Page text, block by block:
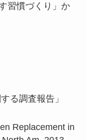
習慣づくり」か
る調査報告」
Replacement in